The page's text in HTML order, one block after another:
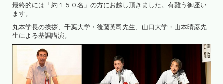
最終的には「約１５０名」の方にお越し頂きました。有難う御座い
ます。
丸本学長の挨拶、千葉大学・後藤英司先生、山口大学・山本晴彦先
生による基調講演。